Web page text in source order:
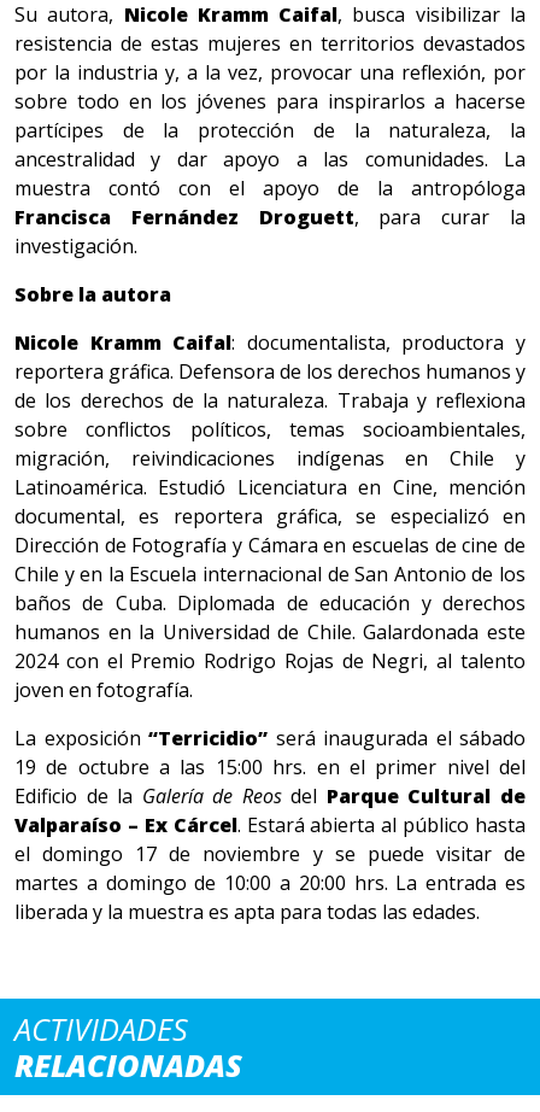
Su autora, Nicole Kramm Caifal, busca visibilizar la
resistencia de estas mujeres en territorios devastados
por la industria y, a la vez, provocar una reflexión, por
sobre todo en los jóvenes para inspirarlos a hacerse
partícipes de la protección de la naturaleza, la
ancestralidad y dar apoyo a las comunidades. La
muestra contó con el apoyo de la antropóloga
Francisca Fernández Droguett, para curar la
investigación.
Sobre la autora
Nicole Kramm Caifal: documentalista, productora y
reportera gráfica. Defensora de los derechos humanos y
de los derechos de la naturaleza. Trabaja y reflexiona
sobre conflictos políticos, temas socioambientales,
migración, reivindicaciones indígenas en Chile y
Latinoamérica. Estudió Licenciatura en Cine, mención
documental, es reportera gráfica, se especializó en
Dirección de Fotografía y Cámara en escuelas de cine de
Chile y en la Escuela internacional de San Antonio de los
baños de Cuba. Diplomada de educación y derechos
humanos en la Universidad de Chile. Galardonada este
2024 con el Premio Rodrigo Rojas de Negri, al talento
joven en fotografía.
La exposición “Terricidio” será inaugurada el sábado
19 de octubre a las 15:00 hrs. en el primer nivel del
Edificio de la Galería de Reosdel Parque Cultural de
Valparaíso – Ex Cárcel. Estará abierta al público hasta
el domingo 17 de noviembre y se puede visitar de
martes a domingo de 10:00 a 20:00 hrs. La entrada es
liberada y la muestra es apta para todas las edades.
ACTIVIDADES
RELACIONADAS